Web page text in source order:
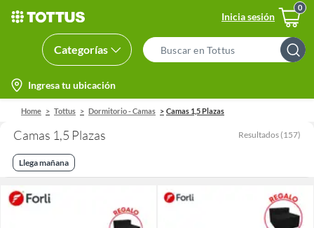
Inicia sesión
Categorías
Search
Bar
location-
icon
Ingresa tu ubicación
Home Tottus Dormitorio - Camas Camas 1,5 Plazas
Camas 1,5 Plazas Resultados (157)
Llega mañana